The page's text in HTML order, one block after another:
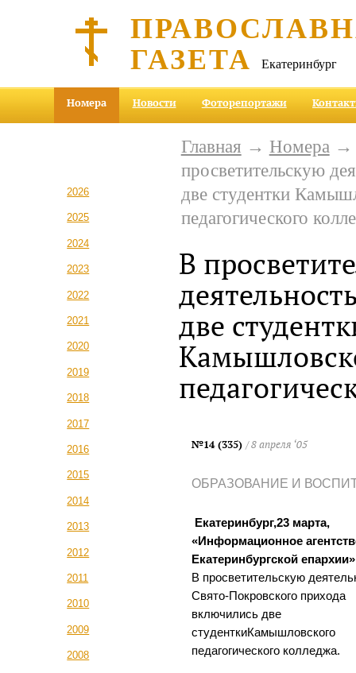
ГАЗЕТА Екатеринбург
Номера Новости Фоторепортажи
2026
2025
2024
2023
2022
2021
2020
2019
2018
2017
2016
2015
2014
2013
2012
2011
2010
2009
2008
Главная → Номера
просветительскую
две студентки
педагогического
В
две
№14 (335) / 8 апреля ‘05
ОБРАЗОВАНИЕ И
Екатеринбург,23 марта,
«Информационное
Екатеринбургской
В просветительскую
Свято-Покровского прихода
включились две
студенткиКамышловского
педагогического колледжа.